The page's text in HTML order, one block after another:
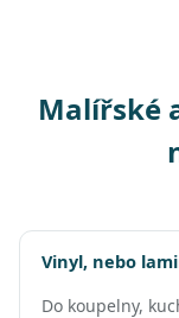
Malířské
Vinyl, nebo
Do koupelny,